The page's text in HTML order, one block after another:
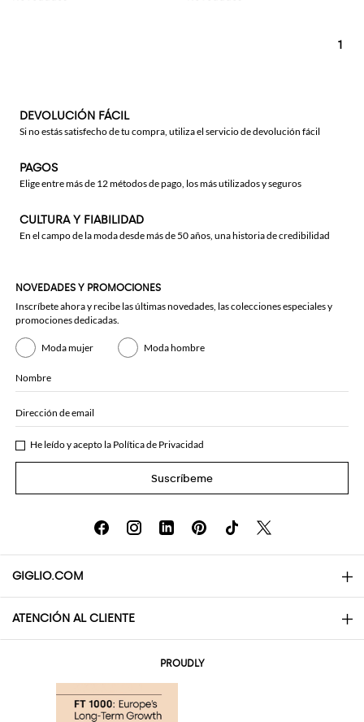
1
DEVOLUCIÓN FÁCIL
Si no estás satisfecho de tu compra, utiliza el servicio de devolución fácil
PAGOS
Elige entre más de 12 métodos de pago, los más utilizados y seguros
CULTURA Y FIABILIDAD
En el campo de la moda desde más de 50 años, una historia de credibilidad
NOVEDADES Y PROMOCIONES
Inscríbete ahora y recibe las últimas novedades, las colecciones especiales y
promociones dedicadas.
Moda mujer Moda hombre
Nombre
Dirección de email
He leído y acepto la Política de Privacidad
Suscríbeme
GIGLIO.COM
About
ATENCIÓN AL CLIENTE
PROUDLY